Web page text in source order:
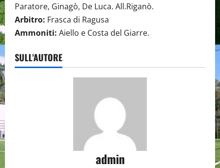
Paratore, Ginagò, De Luca. All.Riganò.
Arbitro: Frasca di Ragusa
Ammoniti: Aiello e Costa del Giarre.
SULL'AUTORE
admin